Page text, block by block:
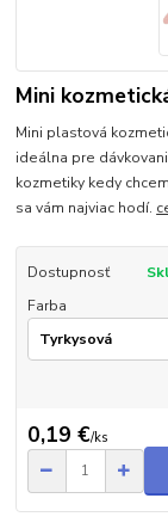
Mini
Mini plastová
ideálna pre
kozmetiky kedy
sa vám najviac hodí.
Dostupnosť
Farba
0,19 €/ks